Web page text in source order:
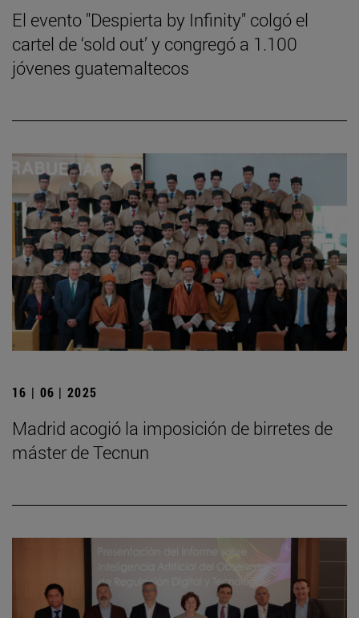
El evento "Despierta by Infinity" colgó el
cartel de ‘sold out’ y congregó a 1.100
jóvenes guatemaltecos
16 | 06 | 2025
Madrid acogió la imposición de birretes de
máster de Tecnun